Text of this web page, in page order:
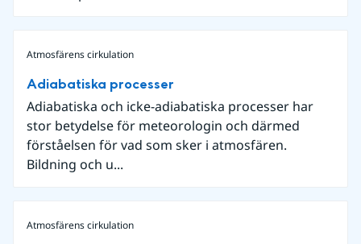
Atmosfärens cirkulation
Adiabatiska processer
Adiabatiska och icke-adiabatiska processer har
stor betydelse för meteorologin och därmed
förståelsen för vad som sker i atmosfären.
Bildning och u...
Atmosfärens cirkulation